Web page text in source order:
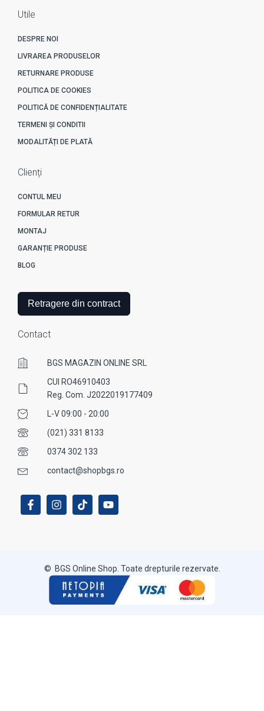
Utile
DESPRE NOI
LIVRAREA PRODUSELOR
RETURNARE PRODUSE
POLITICA DE COOKIES
POLITICĂ DE CONFIDENȚIALITATE
TERMENI ȘI CONDITII
MODALITĂȚI DE PLATĂ
Clienți
CONTUL MEU
FORMULAR RETUR
MONTAJ
GARANȚIE PRODUSE
BLOG
Retragere din contract
Contact
BGS MAGAZIN ONLINE SRL
CUI RO46910403
Reg. Com. J2022019177409
L-V 09:00 - 20:00
(021) 331 8133
0374 302 133
contact@shopbgs.ro
© BGS Online Shop. Toate drepturile rezervate.